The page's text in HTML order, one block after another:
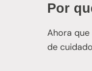
Por
Ahora
de